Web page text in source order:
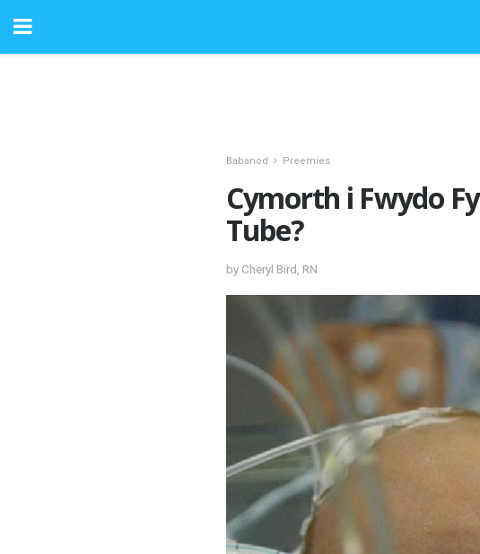
Babanod Preemies
Cymorth i Fwydo
Tube?
by Cheryl Bird, RN